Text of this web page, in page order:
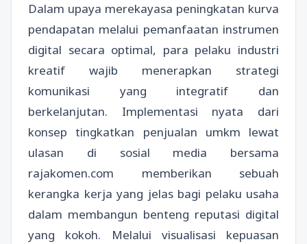
Dalam upaya merekayasa peningkatan kurva
pendapatan melalui pemanfaatan instrumen
digital secara optimal, para pelaku industri
kreatif wajib menerapkan strategi
komunikasi yang integratif dan
berkelanjutan. Implementasi nyata dari
konsep tingkatkan penjualan umkm lewat
ulasan di sosial media bersama
rajakomen.com memberikan sebuah
kerangka kerja yang jelas bagi pelaku usaha
dalam membangun benteng reputasi digital
yang kokoh. Melalui visualisasi kepuasan